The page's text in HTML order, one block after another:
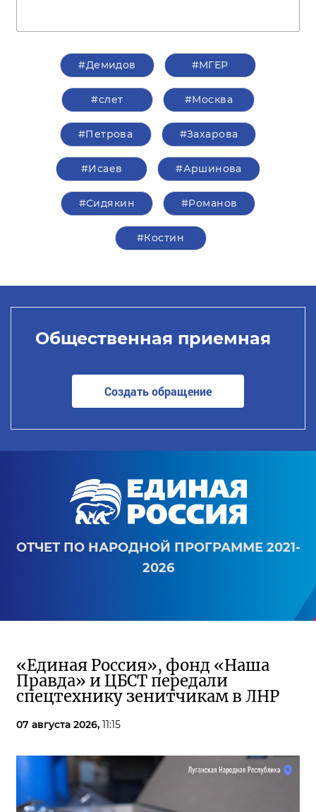
#Демидов #‎МГЕР‬
#слет #Москва
#Петрова #Захарова
#Исаев #Аршинова
#Сидякин #Романов
#Костин
Общественная приемная
Создать обращение
ОТЧЕТ ПО НАРОДНОЙ ПРОГРАММЕ 2021-
2026
«Единая Россия», фонд «Наша
Правда» и ЦБСТ передали
спецтехнику зенитчикам в ЛНР
07 августа 2026, 11:15